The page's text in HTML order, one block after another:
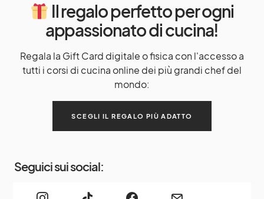
Il regalo perfetto per ogni
appassionato di cucina!
Regala la Gift Card digitale o fisica con l'accesso a
tutti i corsi di cucina online dei più grandi chef del
mondo:
SCEGLI IL REGALO PIÙ ADATTO
Seguici sui social: